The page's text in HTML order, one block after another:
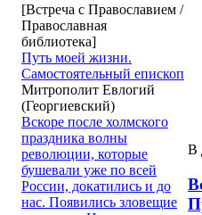
[Встреча с Православием /
Православная
библиотека]
Путь моей жизни.
Самостоятельный епископ
Митрополит Евлогий
(Георгиевский)
Вскоре после холмского
праздника волны
революции, которые
бушевали уже по всей
России, докатились и до
нас. Появились зловещие
В